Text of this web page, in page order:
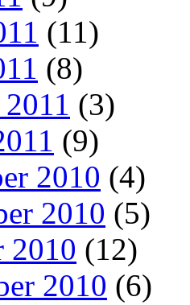
(11)
(8)
(3)
(9)
2010 (4)
2010 (5)
2010 (12)
2010 (6)